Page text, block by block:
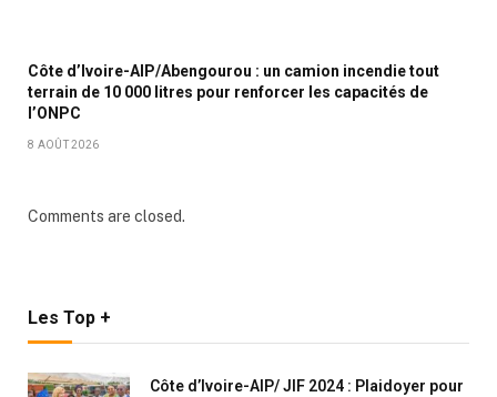
Côte d’Ivoire-AIP/Abengourou : un camion incendie tout
terrain de 10 000 litres pour renforcer les capacités de
l’ONPC
8 AOÛT 2026
Comments are closed.
Les Top +
Côte d’Ivoire-AIP/ JIF 2024 : Plaidoyer pour